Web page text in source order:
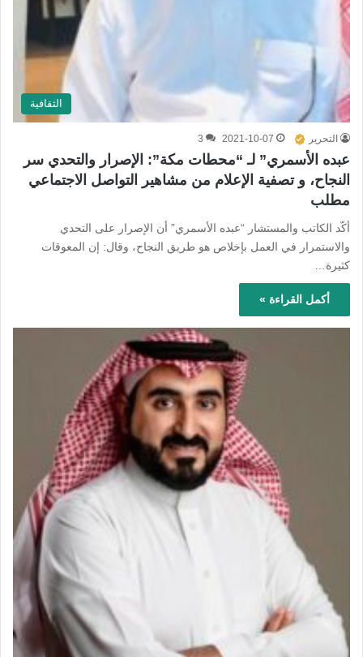
الثقافية
التحرير 2021-10-07
3
عبده الأسمري” لـ “محطات مكة”: الإصرار والتحدي سر
النجاح، و تصفية الإعلام من مشاهير التواصل الاجتماعي
مطلب
أكّد الكاتب والمستشار “عبده الأسمري” أن الإصرار على التحدي
والاستمرار في العمل بإخلاص هو طريق النجاح، وقال: إن المعوقات
كثيرة…
أكمل القراءة »